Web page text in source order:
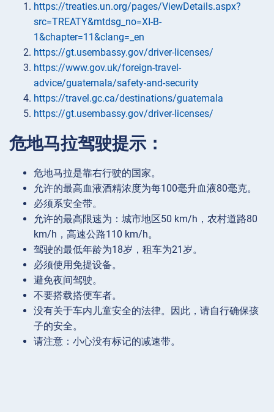
https://treaties.un.org/pages/ViewDetails.aspx?
src=TREATY&mtdsg_no=XI-B-
1&chapter=11&clang=_en
https://gt.usembassy.gov/driver-licenses/
https://www.gov.uk/foreign-travel-
advice/guatemala/safety-and-security
https://travel.gc.ca/destinations/guatemala
https://gt.usembassy.gov/driver-licenses/
危地马拉驾驶提示：
危地马拉是靠右行驶的国家。
允许的最高血液酒精浓度为每100毫升血液80毫克。
必须系安全带。
允许的最高限速为：城市地区50 km/h，农村道路80
km/h，高速公路110 km/h。
驾驶的最低年龄为18岁，租车为21岁。
必须使用免提设备。
避免夜间驾驶。
不要搭载搭便车者。
没有关于车内儿童安全的法律。因此，请自行确保孩
子的安全。
请注意：小心没有标记的减速带。